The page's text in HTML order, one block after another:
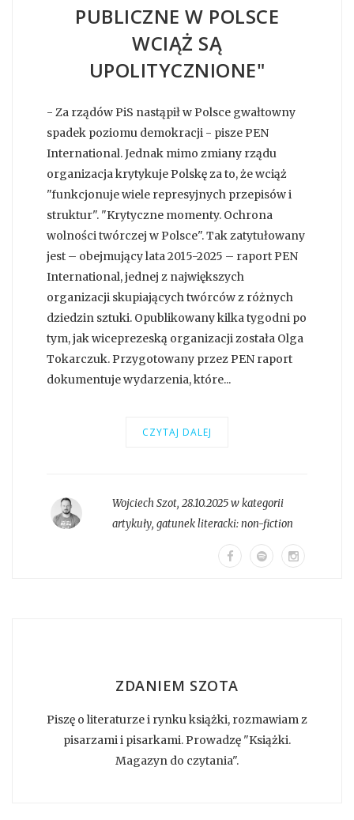
PUBLICZNE W POLSCE
WCIĄŻ SĄ
UPOLITYCZNIONE"
- Za rządów PiS nastąpił w Polsce gwałtowny
spadek poziomu demokracji - pisze PEN
International. Jednak mimo zmiany rządu
organizacja krytykuje Polskę za to, że wciąż
"funkcjonuje wiele represyjnych przepisów i
struktur". "Krytyczne momenty. Ochrona
wolności twórczej w Polsce". Tak zatytułowany
jest – obejmujący lata 2015-2025 – raport PEN
International, jednej z największych
organizacji skupiających twórców z różnych
dziedzin sztuki. Opublikowany kilka tygodni po
tym, jak wiceprezeską organizacji została Olga
Tokarczuk. Przygotowany przez PEN raport
dokumentuje wydarzenia, które...
CZYTAJ DALEJ
Wojciech Szot, 28.10.2025 w kategorii
artykuły, gatunek literacki:non-fiction
ZDANIEM SZOTA
Piszę o literaturze i rynku książki, rozmawiam z
pisarzami i pisarkami. Prowadzę "Książki.
Magazyn do czytania".